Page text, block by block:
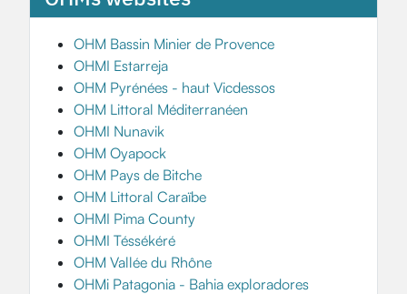
OHM Bassin Minier de Provence
OHMI Estarreja
OHM Pyrénées - haut Vicdessos
OHM Littoral Méditerranéen
OHMI Nunavik
OHM Oyapock
OHM Pays de Bitche
OHM Littoral Caraïbe
OHMI Pima County
OHMI Téssékéré
OHM Vallée du Rhône
OHMi Patagonia - Bahia exploradores